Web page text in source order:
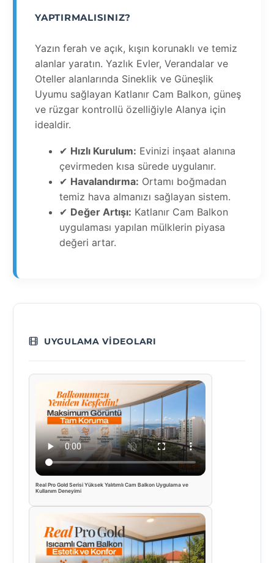
YAPTIRMALISINIZ?
Yazın ferah ve açık, kışın korunaklı ve temiz
alanlar yaratın. Yazlık Evler, Verandalar ve
Oteller alanlarında Sineklik ve Güneşlik
Uyumu sağlayan Katlanır Cam Balkon, güneş
ve rüzgar kontrollü özelliğiyle Alanya için
idealdir.
✔ Hızlı Kurulum: Evinizi inşaat alanına
çevirmeden kısa sürede uygulanır.
✔ Havalandırma: Ortamı boğmadan
temiz hava almanızı sağlayan sistem.
✔ Değer Artışı: Katlanır Cam Balkon
uygulaması yapılan mülklerin piyasa
değeri artar.
UYGULAMA VIDEOLARI
Real Pro Gold Serisi Yüksek Yalıtımlı Cam Balkon Uygulama ve
Kullanım Deneyimi